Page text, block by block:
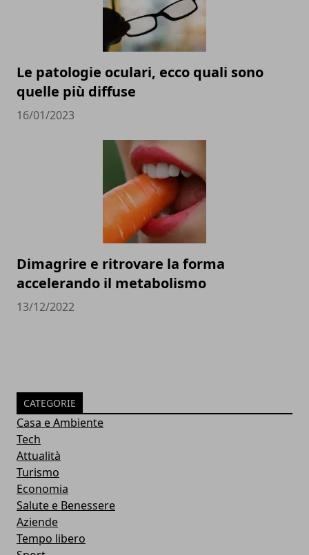
Le patologie oculari, ecco quali sono
quelle più diffuse
16/01/2023
Dimagrire e ritrovare la forma
accelerando il metabolismo
13/12/2022
CATEGORIE
Casa e Ambiente
Tech
Attualità
Turismo
Economia
Salute e Benessere
Aziende
Tempo libero